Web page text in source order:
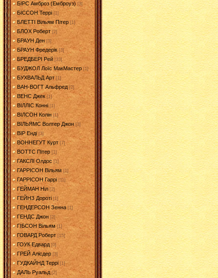
БІРС Амброз (Емброуз) [3]
БІССОН Террі [1]
БЛЕТТІ Вільям Пітер [1]
БЛОХ Роберт [2]
БРАУН Ден [3]
БРАУН Фредерік [3]
БРЕДБЕРІ Рей [33]
БУДЖОЛ Лоїс МакМастер [1]
БУХВАЛЬД Арт [1]
ВАН-ВОГТ Альфред [2]
ВЕНС Джек [1]
ВІЛЛІС Конні [1]
ВІЛСОН Колін [1]
ВІЛЬЯМС Волтер Джон [3]
ВІР Енді [3]
ВОННЕГУТ Курт [7]
ВОТТС Пітер [1]
ГАКСЛІ Олдос [1]
ГАРРІСОН Вільям [1]
ГАРРІСОН Гаррі [11]
ГЕЙМАН Ніл [2]
ГЕЙНЗ Дороті [1]
ГЕНДЕРСОН Зенна [1]
ГЕНДС Джон [2]
ГІБСОН Вільям [1]
ГОВАРД Роберт [15]
ГОУК Едвард [0]
ГРЕЙ Алісдер [3]
ГУДКАЙНД Террі [1]
ДАЛЬ Руальд [2]